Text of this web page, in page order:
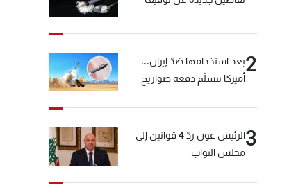
2بعد استخدامها ضدّ إيران...
أميركا تتسلّم دفعة صواريخ
3
الرئيس عون ردّ 4 قوانين إلى
مجلس النواب